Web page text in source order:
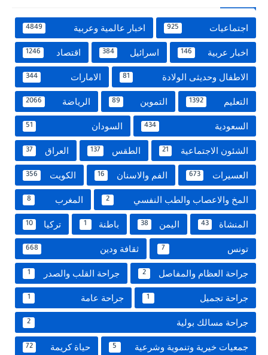
اجتماعيات 925 اخبار عالمية وعربية 4849
اخبار عربية 146 اسرائيل 384 اقتصاد 1246
الاطفال وحديثى الولادة 81 الامارات 344
التعليم 1392 التموين 89 الرياضة 2066
السعودية 434 السودان 51
الشئون الاجتماعية 21 الطقس 137 العراق 37
العسيرات 673 الفم والاسنان 16 الكويت 356
المخ والاعصاب والطب النفسي 2 المغرب 8
المنشاة 43 اليمن 38 باطنة 1 تركيا 10
تونس 7 ثقافة ودين 668
جراحة العظام والمفاصل 2 جراحة القلب والصدر 1
جراحة تجميل 1 جراحة عامة 1
جراحة مسالك بولية 2
جمعيات خيرية وتنموية وشرعية 5 حياة كريمة 72